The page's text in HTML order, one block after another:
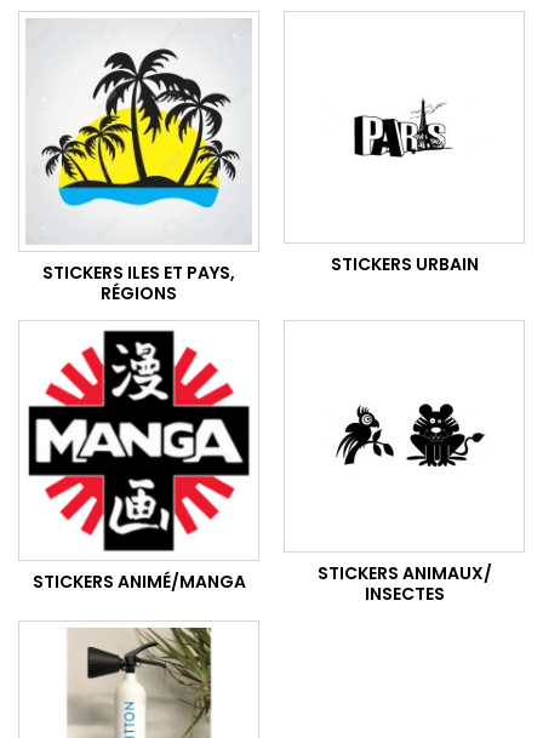
STICKERS ILES ET PAYS,
RÉGIONS
STICKERS URBAIN
STICKERS ANIMÉ/MANGA
STICKERS ANIMAUX/
INSECTES